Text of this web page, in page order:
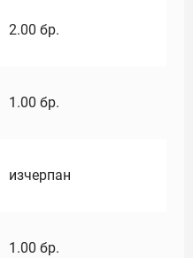
2.00 бр.
1.00 бр.
изчерпан
1.00 бр.